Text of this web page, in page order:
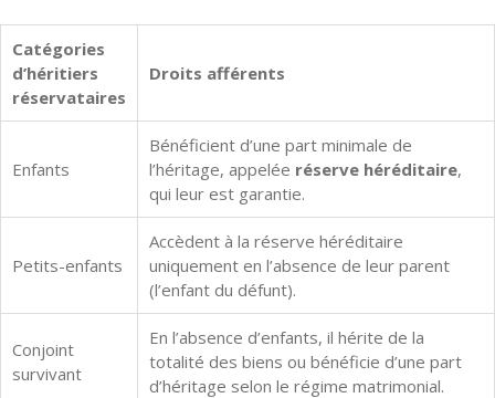
Catégories
d’héritiers
réservataires
Droits afférents
Enfants
Bénéficient d’une part minimale de
l’héritage, appelée réserve héréditaire,
qui leur est garantie.
Petits-enfants
Accèdent à la réserve héréditaire
uniquement en l’absence de leur parent
(l’enfant du défunt).
Conjoint
survivant
En l’absence d’enfants, il hérite de la
totalité des biens ou bénéficie d’une part
d’héritage selon le régime matrimonial.